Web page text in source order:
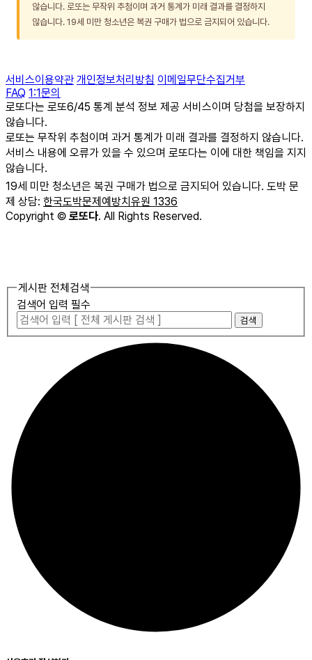
않습니다. 로또는 무작위 추첨이며 과거 통계가 미래 결과를 결정하지
않습니다. 19세 미만 청소년은 복권 구매가 법으로 금지되어 있습니다.
서비스이용약관 개인정보처리방침 이메일무단수집거부
FAQ 1:1문의
로또다는 로또6/45 통계 분석 정보 제공 서비스이며 당첨을 보장하지
않습니다.
로또는 무작위 추첨이며 과거 통계가 미래 결과를 결정하지 않습니다.
서비스 내용에 오류가 있을 수 있으며 로또다는 이에 대한 책임을 지지
않습니다.
19세 미만 청소년은 복권 구매가 법으로 금지되어 있습니다. 도박 문
제 상담: 한국도박문제예방치유원 1336
Copyright © 로또다. All Rights Reserved.
게시판 전체검색
검색어 입력 필수
검색